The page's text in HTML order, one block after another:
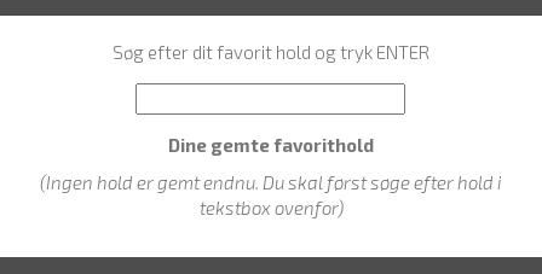
Søg efter dit favorit hold og tryk ENTER
Dine gemte favorithold
(Ingen hold er gemt endnu. Du skal først søge efter hold i
tekstbox ovenfor)